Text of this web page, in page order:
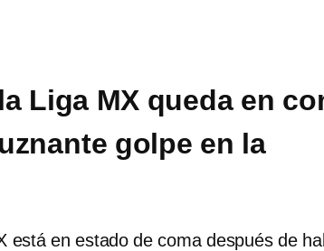
Liga MX queda en
golpe en la
está en estado de coma después de